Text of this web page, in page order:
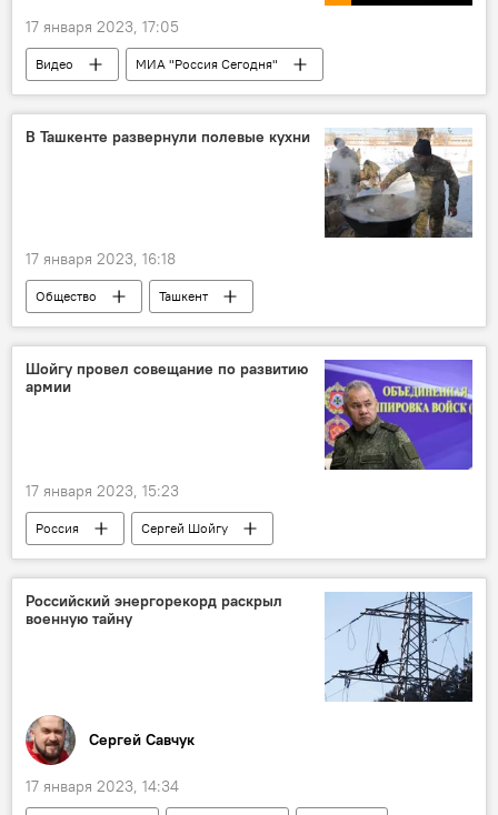
17 января 2023, 17:05
Видео
МИА "Россия Сегодня"
Страны Балтии
Латвия
В Ташкенте развернули полевые кухни
17 января 2023, 16:18
Общество
Ташкент
Министерство обороны Узбекистана
Шойгу провел совещание по развитию
армии
17 января 2023, 15:23
Россия
Сергей Шойгу
Вооруженные силы
Российский энергорекорд раскрыл
военную тайну
Сергей Савчук
17 января 2023, 14:34